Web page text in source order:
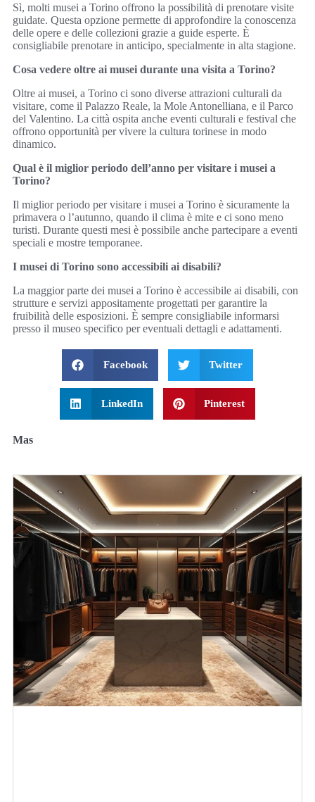
Sì, molti musei a Torino offrono la possibilità di prenotare visite
guidate. Questa opzione permette di approfondire la conoscenza
delle opere e delle collezioni grazie a guide esperte. È
consigliabile prenotare in anticipo, specialmente in alta stagione.
Cosa vedere oltre ai musei durante una visita a Torino?
Oltre ai musei, a Torino ci sono diverse attrazioni culturali da
visitare, come il Palazzo Reale, la Mole Antonelliana, e il Parco
del Valentino. La città ospita anche eventi culturali e festival che
offrono opportunità per vivere la cultura torinese in modo
dinamico.
Qual è il miglior periodo dell’anno per visitare i musei a
Torino?
Il miglior periodo per visitare i musei a Torino è sicuramente la
primavera o l’autunno, quando il clima è mite e ci sono meno
turisti. Durante questi mesi è possibile anche partecipare a eventi
speciali e mostre temporanee.
I musei di Torino sono accessibili ai disabili?
La maggior parte dei musei a Torino è accessibile ai disabili, con
strutture e servizi appositamente progettati per garantire la
fruibilità delle esposizioni. È sempre consigliabile informarsi
presso il museo specifico per eventuali dettagli e adattamenti.
Facebook Twitter
LinkedIn Pinterest
Mas